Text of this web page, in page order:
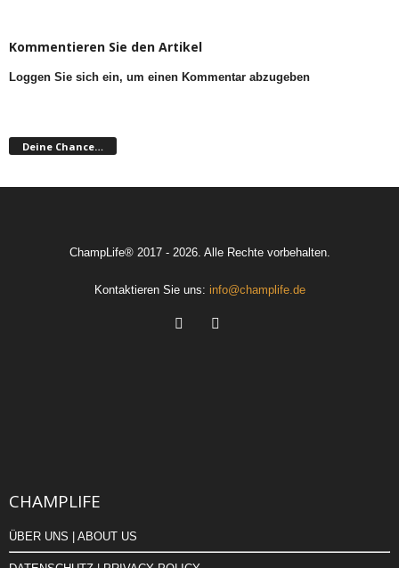
Kommentieren Sie den Artikel
Loggen Sie sich ein, um einen Kommentar abzugeben
Deine Chance…
ChampLife® 2017 - 2026. Alle Rechte vorbehalten.
Kontaktieren Sie uns: info@champlife.de
CHAMPLIFE
ÜBER UNS | ABOUT US